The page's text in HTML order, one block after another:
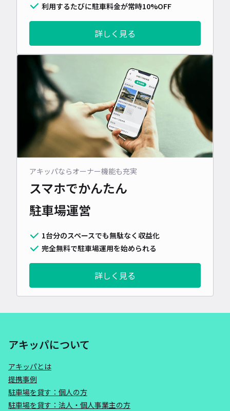
利用するたびに駐車料金が常時10%OFF
詳しく見る
アキッパならオーナー機能も充実
スマホでかんたん
駐車場運営
1台分のスペースでも無駄なく収益化
完全無料で駐車場運用を始められる
詳しく見る
アキッパについて
アキッパとは
提携事例
駐車場を貸す：個人の方
駐車場を貸す：法人・個人事業主の方